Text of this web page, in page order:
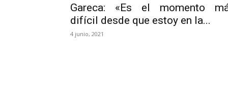
Gareca: «Es el momento
difícil desde que estoy en la...
4 junio, 2021